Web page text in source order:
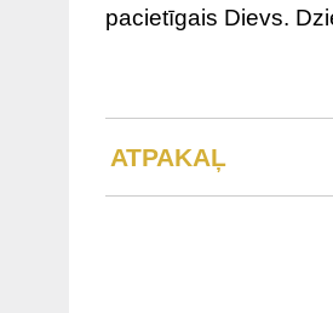
pacietīgais Dievs.
ATPAKAĻ